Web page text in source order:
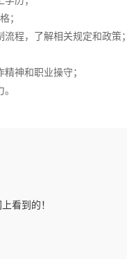
；
程，了解相关规定和政策；
神和职业操守；
看到的！